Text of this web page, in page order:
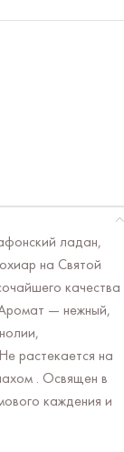
ладан,
на Святой
качества
— нежный,
растекается на
. Освящен в
каждения и